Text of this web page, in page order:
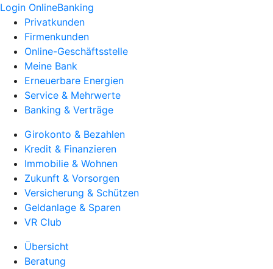
Login OnlineBanking
Privatkunden
Firmenkunden
Online-Geschäftsstelle
Meine Bank
Erneuerbare Energien
Service & Mehrwerte
Banking & Verträge
Girokonto & Bezahlen
Kredit & Finanzieren
Immobilie & Wohnen
Zukunft & Vorsorgen
Versicherung & Schützen
Geldanlage & Sparen
VR Club
Übersicht
Beratung